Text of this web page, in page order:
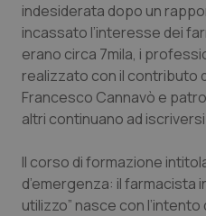
Friuli Venezia Giulia
Lazio
Liguria
Lombardia
Marche
Dermatite Atopica
Diabete &
Disturbi dell’umore
Dolore
Donna & Salute
indesiderata dopo un
incassato l’interesse dei
erano circa 7mila, i
realizzato con il contributo
Francesco Cannavò e
altri continuano ad
Il corso di formazione
d’emergenza: il farmacista
utilizzo” nasce con